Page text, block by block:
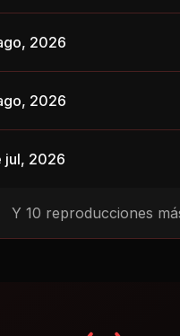
2026
2026
jul, 2026
Y 10 reproducciones